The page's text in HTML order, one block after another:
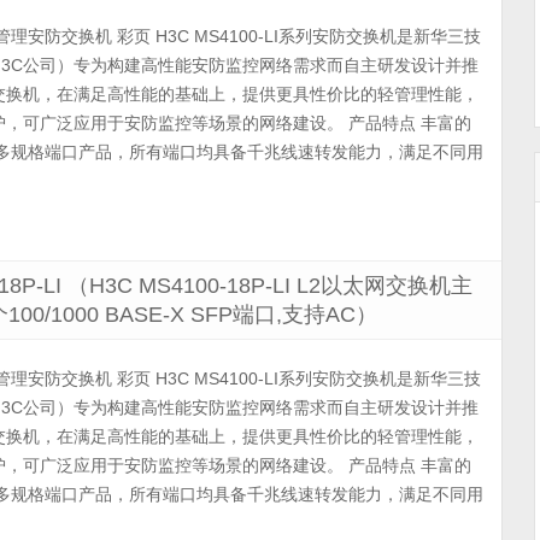
理安防交换机 彩页 H3C MS4100-LI系列安防交换机是新华三技
公司）专为构建高性能安防监控网络需求而自主研发设计并推
机，在满足高性能的基础上，提供更具性价比的轻管理性能，
可广泛应用于安防监控等场景的网络建设。 产品特点 丰富的
规格端口产品，所有端口均具备千兆线速转发能力，满足不同用
LI （H3C MS4100-18P-LI L2以太网交换机主
1000 BASE-X SFP端口,支持AC）
理安防交换机 彩页 H3C MS4100-LI系列安防交换机是新华三技
公司）专为构建高性能安防监控网络需求而自主研发设计并推
机，在满足高性能的基础上，提供更具性价比的轻管理性能，
可广泛应用于安防监控等场景的网络建设。 产品特点 丰富的
规格端口产品，所有端口均具备千兆线速转发能力，满足不同用